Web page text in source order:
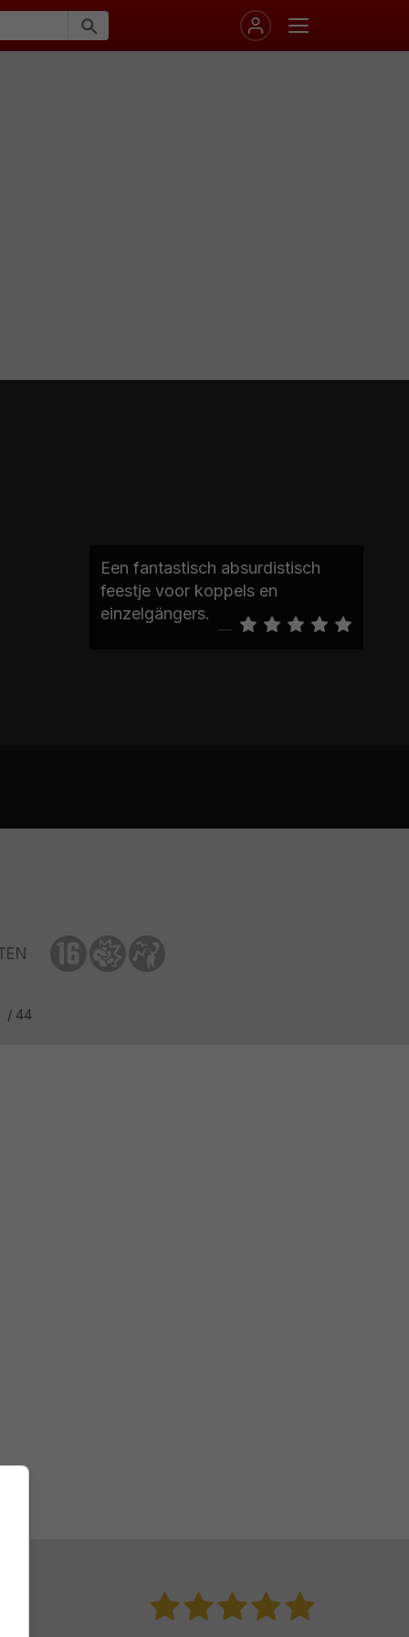
Een fantastisch absurdistisch
feestje voor koppels en
einzelgängers.
/ 44